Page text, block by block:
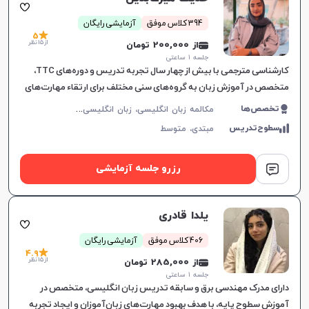
394 کلاس موفق آزمایشی رایگان
از 200,000 تومان
جلسه ۱ ساعتی
5
از 15 نظر
کارشناسی مترجمی با بیش از چهار سال تجربه تدریس و دوره‌های TTC،
متخصص در آموزش زبان به گروه‌های سنی مختلف برای ارتقاء مهارت‌های
گفتاری و اعتماد به نفس زبان‌آموزان.
تخصص‌ها م
کالمه زبان انگلیسی، زبان انگلیسی عمومی، گرامر زبان انگلیسی، زبان انگلیسی هفتم دبیرستان، زبان انگلیسی هشتم دبیرستان، زبان انگلیسی نهم دبیرستان، زبان انگلیسی دهم دبیرستان، زبان انگلیسی یازدهم دبیرستان، زبان انگلیسی دوازدهم دبیرستان، زبان انگلیسی کودکان، آیلتس، تافل، زبان انگلیسی تجاری، زبان انگلیسی کانادایی، زبان انگلیسی کنکور سراسری
سطوح‌تدریس مبتدی، متوسط
رزرو جلسه آزمایشی
یلدا قادری
406 کلاس موفق آزمایشی رایگان
از 285,000 تومان
جلسه ۱ ساعتی
4.9
از 15 نظر
دارای مدرک مهندسی برق و سابقه تدریس زبان انگلیسی، متخصص در
آموزش سطوح پایه، با هدف بهبود مهارت‌های زبان‌آموزان و ایجاد تجربه